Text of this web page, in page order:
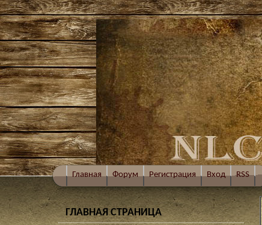
Главная Форум Регистрация Вход RSS
ГЛАВНАЯ СТРАНИЦА